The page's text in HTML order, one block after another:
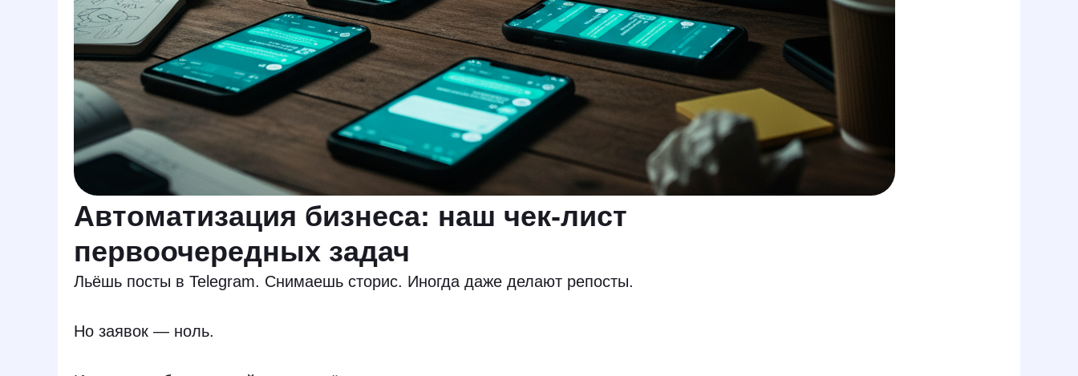
Автоматизация бизнеса: наш чек-лист
первоочередных задач
Льёшь посты в Telegram. Снимаешь сторис. Иногда даже делают репосты.
Но заявок — ноль.